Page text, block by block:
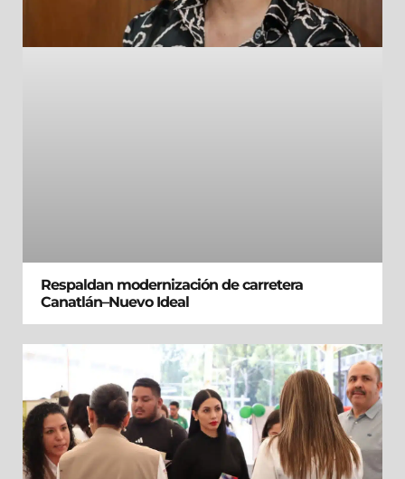
Respaldan modernización de carretera
Canatlán–Nuevo Ideal